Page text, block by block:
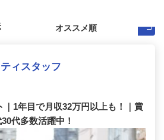
ィスタッフ
｜1年目で月収32万円以上も！｜賞
代多数活躍中！